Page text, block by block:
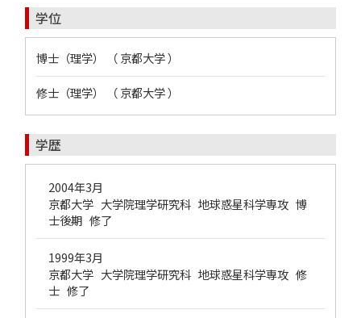
学位
博士（理学） （ 京都大学 ）
修士（理学） （ 京都大学 ）
学歴
2004年3月
京都大学 大学院理学研究科 地球惑星科学専攻 博
士後期 修了
1999年3月
京都大学 大学院理学研究科 地球惑星科学専攻 修
士 修了